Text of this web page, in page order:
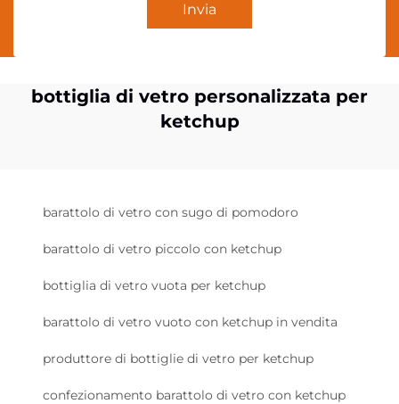
Invia
bottiglia di vetro personalizzata per
ketchup
barattolo di vetro con sugo di pomodoro
barattolo di vetro piccolo con ketchup
bottiglia di vetro vuota per ketchup
barattolo di vetro vuoto con ketchup in vendita
produttore di bottiglie di vetro per ketchup
confezionamento barattolo di vetro con ketchup